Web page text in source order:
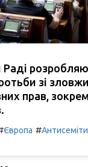
Раді
зі
прав,
Європа #